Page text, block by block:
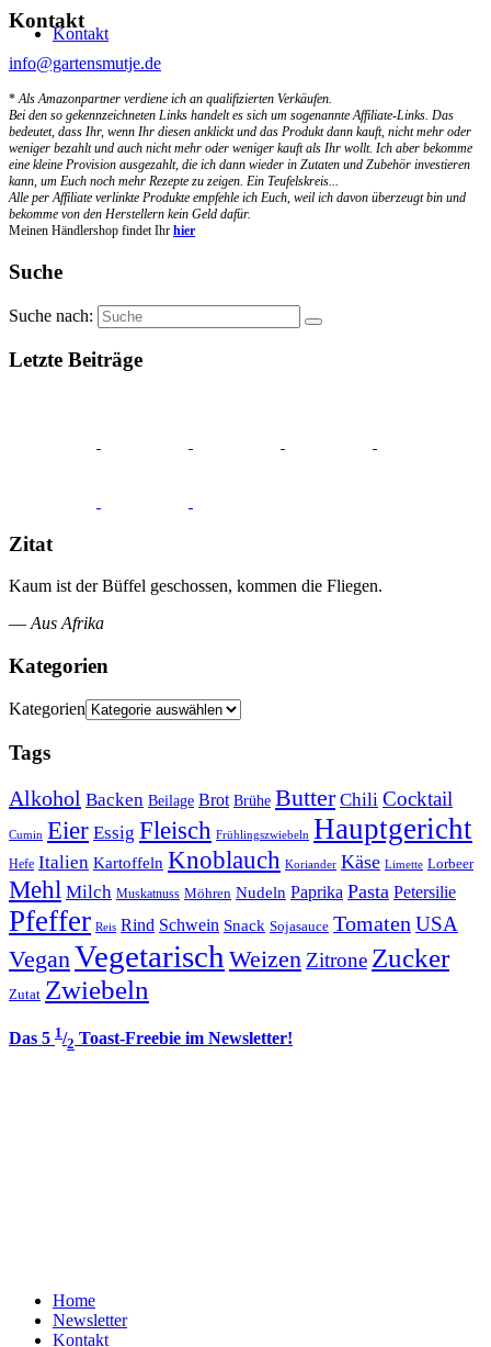
Kontakt
Kontakt
info@gartensmutje.de
*Als Amazonpartner verdiene ich an qualifizierten Verkäufen.
Bei den so gekennzeichneten Links handelt es sich um sogenannte Affiliate-Links. Das
bedeutet, dass Ihr, wenn Ihr diesen anklickt und das Produkt dann kauft, nicht mehr oder
weniger bezahlt und auch nicht mehr oder weniger kauft als Ihr wollt. Ich aber bekomme
eine kleine Provision ausgezahlt, die ich dann wieder in Zutaten und Zubehör investieren
kann, um Euch noch mehr Rezepte zu zeigen. Ein Teufelskreis...
Alle per Affiliate verlinkte Produkte empfehle ich Euch, weil ich davon überzeugt bin und
bekomme von den Herstellern kein Geld dafür.
Meinen Händlershop findet Ihr hier
Suche
Suche nach:
Letzte Beiträge
Zitat
Kaum ist der Büffel geschossen, kommen die Fliegen.
—Aus Afrika
Kategorien
Kategorien
Tags
Alkohol Backen Beilage Brot Brühe Butter Chili Cocktail
Cumin Eier Essig Fleisch Frühlingszwiebeln Hauptgericht
Hefe Italien Kartoffeln Knoblauch Koriander Käse Limette Lorbeer
Mehl Milch Muskatnuss Möhren Nudeln Paprika Pasta Petersilie
Pfeffer Reis Rind Schwein Snack Sojasauce Tomaten USA
VeganVegetarisch Weizen Zitrone Zucker
Zutat Zwiebeln
Das 5 1/2 Toast-Freebie im Newsletter!
Home
Newsletter
Kontakt